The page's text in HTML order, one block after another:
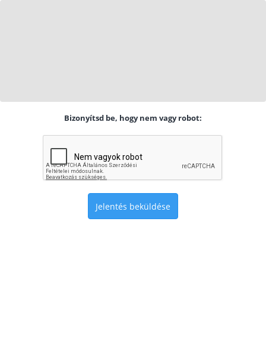
Bizonyítsd be, hogy nem vagy robot:
Jelentés beküldése